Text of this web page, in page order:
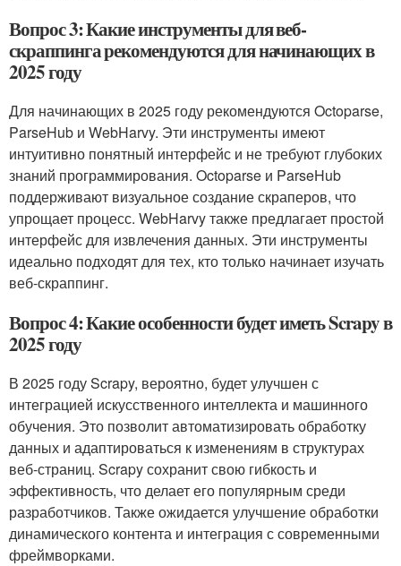
Вопрос 3: Какие инструменты для веб-
скраппинга рекомендуются для начинающих в
2025 году
Для начинающих в 2025 году рекомендуются Octoparse,
ParseHub и WebHarvy. Эти инструменты имеют
интуитивно понятный интерфейс и не требуют глубоких
знаний программирования. Octoparse и ParseHub
поддерживают визуальное создание скраперов, что
упрощает процесс. WebHarvy также предлагает простой
интерфейс для извлечения данных. Эти инструменты
идеально подходят для тех, кто только начинает изучать
веб-скраппинг.
Вопрос 4: Какие особенности будет иметь Scrapy в
2025 году
В 2025 году Scrapy, вероятно, будет улучшен с
интеграцией искусственного интеллекта и машинного
обучения. Это позволит автоматизировать обработку
данных и адаптироваться к изменениям в структурах
веб-страниц. Scrapy сохранит свою гибкость и
эффективность, что делает его популярным среди
разработчиков. Также ожидается улучшение обработки
динамического контента и интеграция с современными
фреймворками.